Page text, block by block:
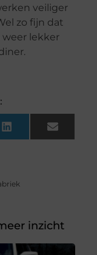
veiliger
zo fijn dat
weer lekker
LinkedIn Email
inzicht